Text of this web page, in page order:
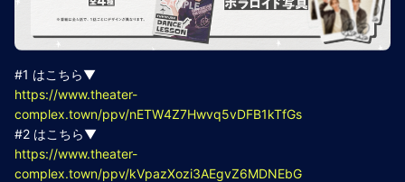
#1 はこちら▼
https://www.theater-
complex.town/ppv/nETW4Z7Hwvq5vDFB1kTfGs
#2 はこちら▼
https://www.theater-
complex.town/ppv/kVpazXozi3AEgvZ6MDNEbG